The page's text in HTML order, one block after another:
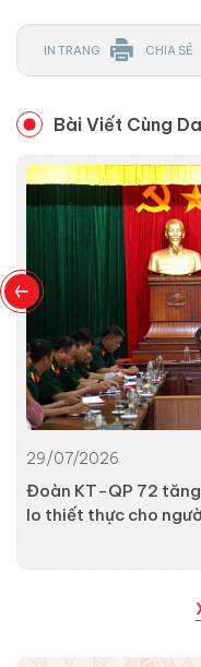
IN TRANG CHIA SẺ
Bài Viết Cùng
29/07/2026
Đoàn KT-QP 72
lo thiết thực cho